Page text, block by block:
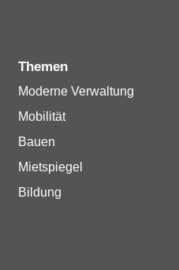
Themen
Moderne Verwaltung
Mobilität
Bauen
Mietspiegel
Bildung